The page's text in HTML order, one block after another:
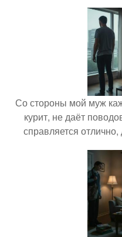
Со стороны мой муж
курит, не даёт
справляется